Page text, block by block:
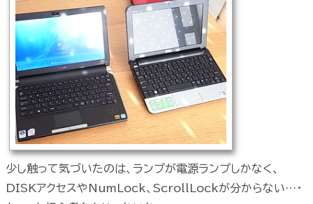
少し触って気づいたのは、ランプが電源ランプしかなく、
DISKアクセスやNumLock、ScrollLockが分からない…・